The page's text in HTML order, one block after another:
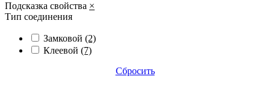
Подсказка свойства ×
Тип соединения
Замковой (2)
Клеевой (7)
Сбросить